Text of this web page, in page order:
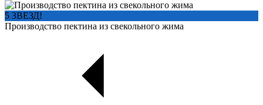
5 ЗВЕЗД!
Производство пектина из свекольного жима